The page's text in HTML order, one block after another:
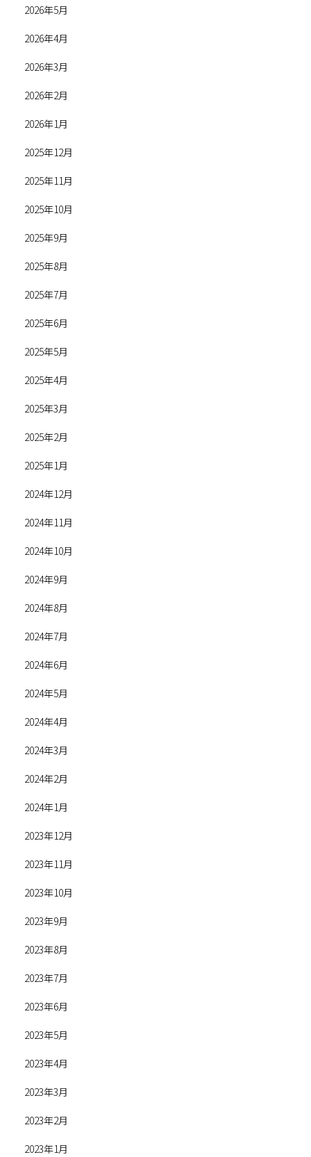
2026年5月
2026年4月
2026年3月
2026年2月
2026年1月
2025年12月
2025年11月
2025年10月
2025年9月
2025年8月
2025年7月
2025年6月
2025年5月
2025年4月
2025年3月
2025年2月
2025年1月
2024年12月
2024年11月
2024年10月
2024年9月
2024年8月
2024年7月
2024年6月
2024年5月
2024年4月
2024年3月
2024年2月
2024年1月
2023年12月
2023年11月
2023年10月
2023年9月
2023年8月
2023年7月
2023年6月
2023年5月
2023年4月
2023年3月
2023年2月
2023年1月